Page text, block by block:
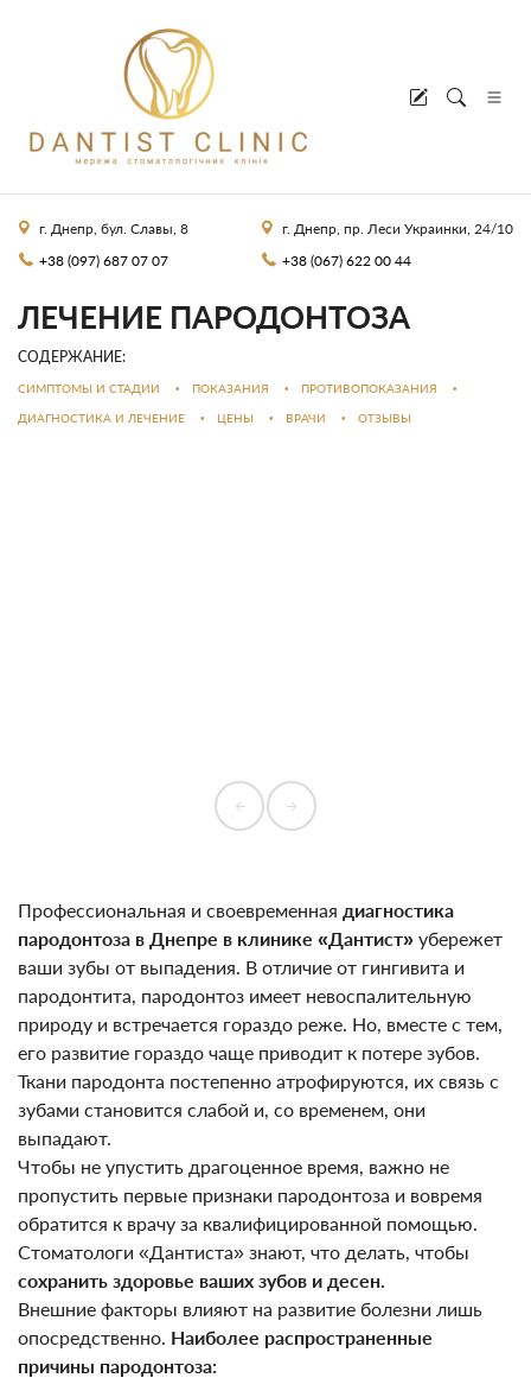
г. Днепр, бул. Славы, 8
+38 (097) 687 07 07
г. Днепр, пр. Леси Украинки, 24/10
+38 (067) 622 00 44
ЛЕЧЕНИЕ ПАРОДОНТОЗА
CОДЕРЖАНИЕ:
СИМПТОМЫ И СТАДИИ • ПОКАЗАНИЯ • ПРОТИВОПОКАЗАНИЯ •
ДИАГНОСТИКА И ЛЕЧЕНИЕ • ЦЕНЫ • ВРАЧИ • ОТЗЫВЫ
Профессиональная и своевременная диагностика
пародонтоза в Днепре в клинике «Дантист» убережет
ваши зубы от выпадения. В отличие от гингивита и
пародонтита, пародонтоз имеет невоспалительную
природу и встречается гораздо реже. Но, вместе с тем,
его развитие гораздо чаще приводит к потере зубов.
Ткани пародонта постепенно атрофируются, их связь с
зубами становится слабой и, со временем, они
выпадают.
Чтобы не упустить драгоценное время, важно не
пропустить первые признаки пародонтоза и вовремя
обратится к врачу за квалифицированной помощью.
Стоматологи «Дантиста» знают, что делать, чтобы
сохранить здоровье ваших зубов и десен.
Внешние факторы влияют на развитие болезни лишь
опосредственно. Наиболее распространенные
причины пародонтоза: